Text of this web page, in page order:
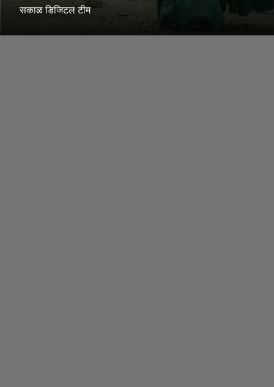
सकाळ डिजिटल टीम